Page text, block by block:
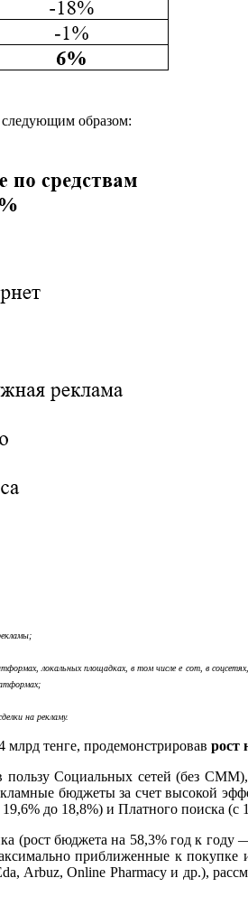
следующим образом:
локальных площадках, в том числеe com , в
на рекламу.
млрд тенге, продемонстрировав рост
пользу Социальных сетей (без
бюджеты за счет высокой
до 18,8%) и Платного поиска (с
бюджета на 58,3% год к году
приближенные к покупке
Arbuz, Online Pharmacy и др.),